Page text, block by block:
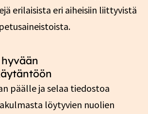
erilaisista eri aiheisiin liittyvistä
päälle ja selaa tiedostoa
löytyvien nuolien